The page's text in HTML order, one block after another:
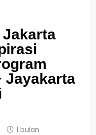
Jayakarta
1 bulan